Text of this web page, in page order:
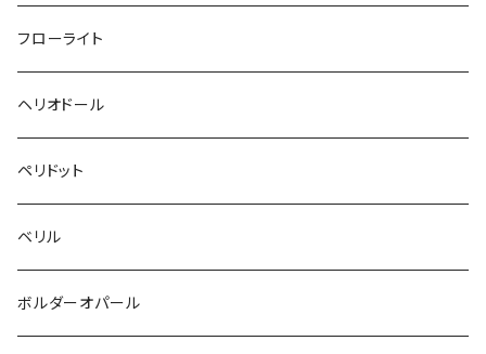
フローライト
ヘリオドール
ペリドット
ベリル
ボルダーオパール